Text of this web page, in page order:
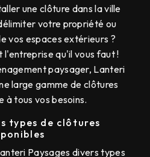
une clôture dans la ville
votre propriété ou
vos espaces extérieurs ?
l'entreprise qu'il vous faut !
paysager, Lanteri
large gamme de clôtures
à tous vos besoins.
types de clôtures
Paysages divers types